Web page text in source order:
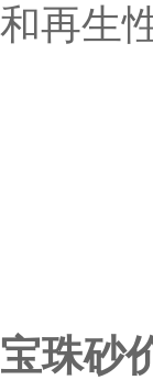
和再生
宝珠砂